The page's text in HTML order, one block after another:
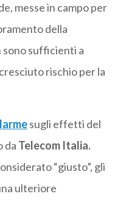
messe in campo per
della
sono sufficienti a
rischio per la
sugli effetti del
da Telecom Italia.
“giusto”, gli
ulteriore